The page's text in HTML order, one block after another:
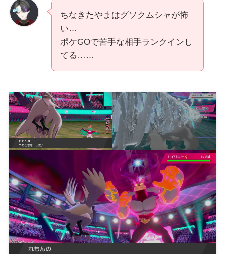
ちなきたやまはグソクムシャが怖
い…
ポケGOで苦手な相手ランクインし
てる……